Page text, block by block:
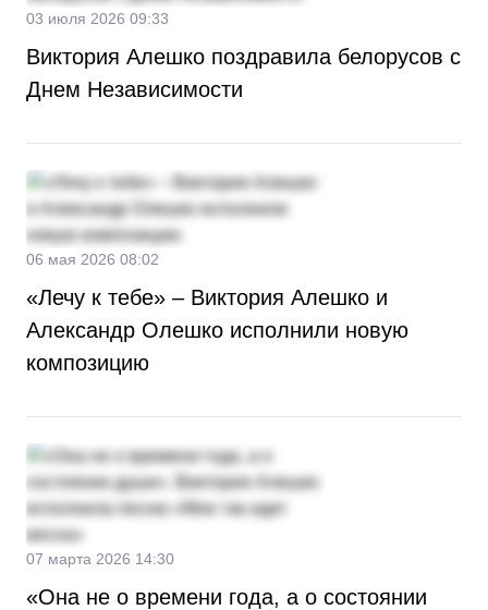
03 июля 2026 09:33
Виктория Алешко поздравила белорусов с
Днем Независимости
06 мая 2026 08:02
«Лечу к тебе» – Виктория Алешко и
Александр Олешко исполнили новую
композицию
07 марта 2026 14:30
«Она не о времени года, а о состоянии